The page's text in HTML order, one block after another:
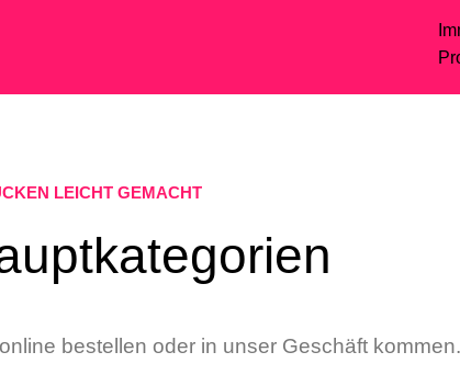
LEICHT GEMACHT
bestellen oder in unser Geschäft kommen.